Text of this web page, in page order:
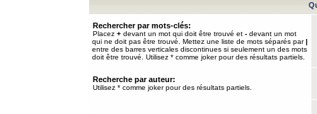
Rechercher par mots-clés:
Placez + devant un mot qui doit être trouvé et - devant un mot
qui ne doit pas être trouvé. Mettez une liste de mots séparés par|
entre des barres verticales discontinues si seulement un des mots
doit être trouvé. Utilisez * comme joker pour des résultats partiels.
Recherche par auteur:
Utilisez * comme joker pour des résultats partiels.